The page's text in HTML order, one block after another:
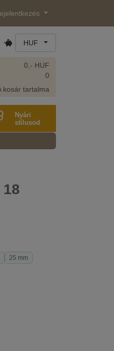
HUF
0,- HUF
0
kosár tartalma
Nyári
stílusod
25 mm